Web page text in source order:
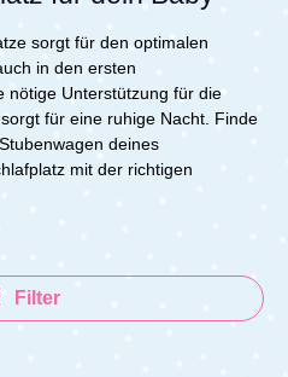
sorgt für den optimalen
in den ersten
nötige Unterstützung für die
für eine ruhige Nacht. Finde
deines
mit der richtigen
Filter